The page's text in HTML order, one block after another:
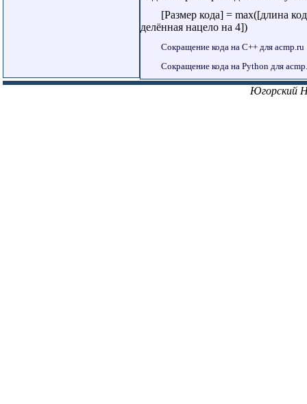
[Размер кода] = max([длина
делённая нацело на 4])
Сокращение кода на C++ для acmp.ru
Сокращение кода на Python для
Югорский